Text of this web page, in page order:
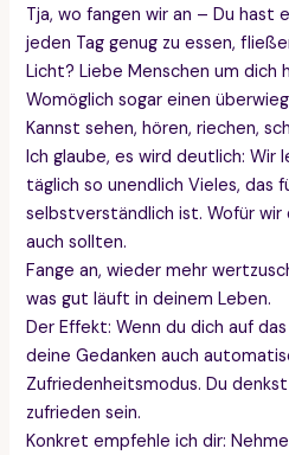
Tja, wo fangen wir an – Du hast
jeden Tag genug zu essen,
Licht? Liebe Menschen um dich
Womöglich sogar einen
Kannst sehen, hören, riechen,
Ich glaube, es wird deutlich: Wir
täglich so unendlich Vieles, das
selbstverständlich ist. Wofür wir
auch sollten.
Fange an, wieder mehr
was gut läuft in deinem Leben.
Der Effekt: Wenn du dich auf
deine Gedanken auch
Zufriedenheitsmodus. Du
zufrieden sein.
Konkret empfehle ich dir: